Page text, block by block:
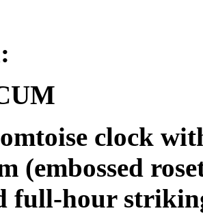
clock
(embossed
full-hour